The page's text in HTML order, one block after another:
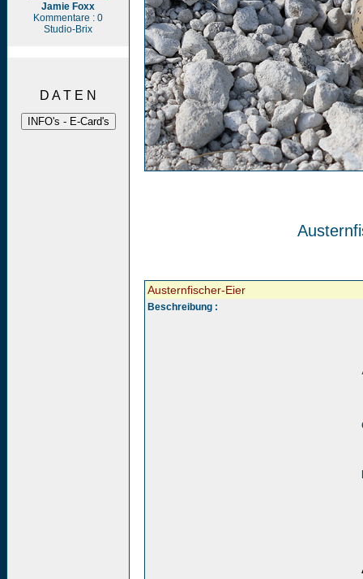
Jamie Foxx
Kommentare : 0
Studio-Brix
D A T E N
Austernfischer-Eier
Beschreibung :